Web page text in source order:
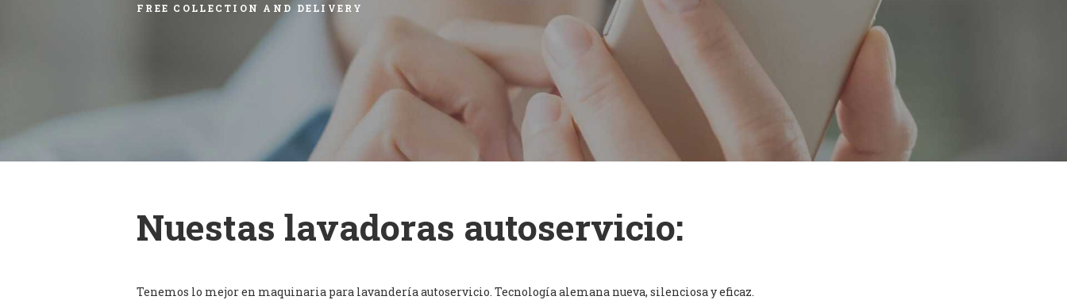
FREE COLLECTION AND DELIVERY
Nuestas lavadoras autoservicio:
Tenemos lo mejor en maquinaria para lavandería autoservicio. Tecnología alemana nueva, silenciosa y eficaz.